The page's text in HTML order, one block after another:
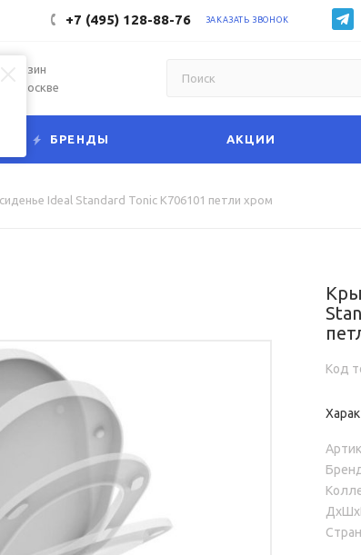
+7 (495) 128-88-76 ЗАКАЗАТЬ ЗВОНОК
в Москве
БРЕНДЫ АКЦИИ
Ideal Standard Tonic K706101 петли хром
Код